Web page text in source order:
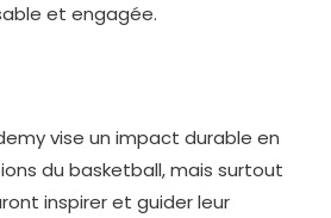
et engagée.
vise un impact durable en
du basketball, mais surtout
inspirer et guider leur